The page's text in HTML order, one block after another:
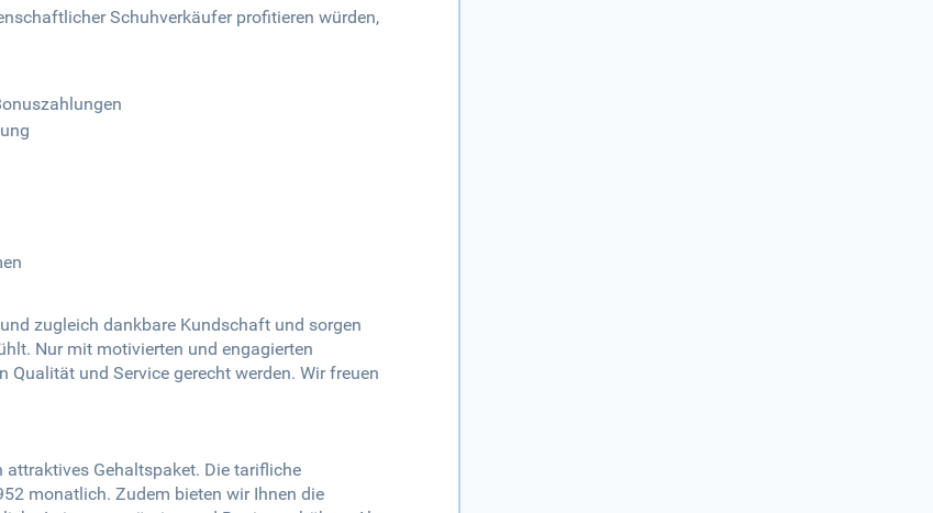
Schuhverkäufer profitieren würden,
zugleich dankbare Kundschaft und sorgen
Nur mit motivierten und engagierten
und Service gerecht werden. Wir freuen
Gehaltspaket. Die tarifliche
monatlich. Zudem bieten wir Ihnen die